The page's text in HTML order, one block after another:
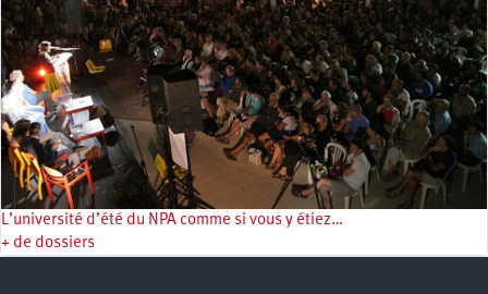
L’université d’été du NPA comme si vous y étiez…
+ de dossiers